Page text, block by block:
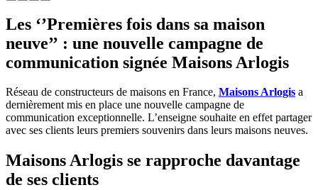
Les ‘’Premières fois dans sa maison
neuve’’ : une nouvelle campagne de
communication signée Maisons Arlogis
Réseau de constructeurs de maisons en France, Maisons Arlogis a
dernièrement mis en place une nouvelle campagne de
communication exceptionnelle. L’enseigne souhaite en effet partager
avec ses clients leurs premiers souvenirs dans leurs maisons neuves.
Maisons Arlogis se rapproche davantage
de ses clients